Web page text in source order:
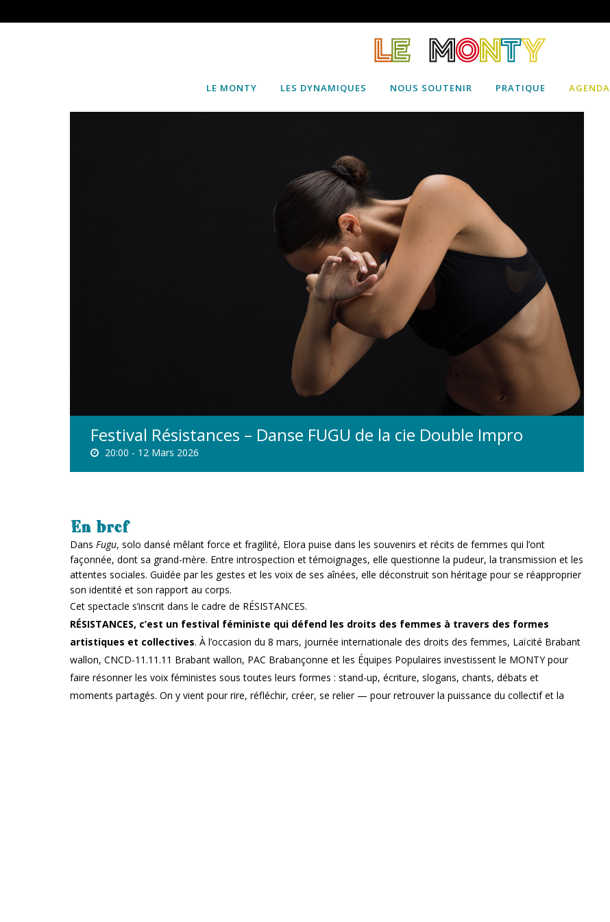
LE MONTY LES DYNAMIQUES NOUS SOUTENIR PRATIQUE AGENDA
Festival Résistances – Danse FUGU de la cie Double Impro
20:00 - 12 Mars 2026
En bref
Dans Fugu, solo dansé mêlant force et fragilité, Elora puise dans les souvenirs et récits de femmes qui l’ont
façonnée, dont sa grand-mère. Entre introspection et témoignages, elle questionne la pudeur, la transmission et les
attentes sociales. Guidée par les gestes et les voix de ses aînées, elle déconstruit son héritage pour se réapproprier
son identité et son rapport au corps.
Cet spectacle s’inscrit dans le cadre de RÉSISTANCES.
RÉSISTANCES, c’est un festival féministe qui défend les droits des femmes à travers des formes
artistiques et collectives. À l’occasion du 8 mars, journée internationale des droits des femmes, Laïcité Brabant
wallon, CNCD-11.11.11 Brabant wallon, PAC Brabançonne et les Équipes Populaires investissent le MONTY pour
faire résonner les voix féministes sous toutes leurs formes : stand-up, écriture, slogans, chants, débats et
moments partagés. On y vient pour rire, réfléchir, créer, se relier — pour retrouver la puissance du collectif et la